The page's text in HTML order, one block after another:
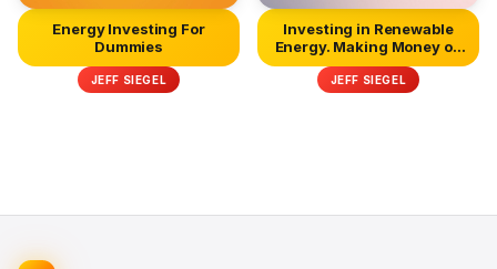
Energy Investing For
Dummies
JEFF SIEGEL
Investing in Renewable
Energy. Making Money on
Gre...
JEFF SIEGEL